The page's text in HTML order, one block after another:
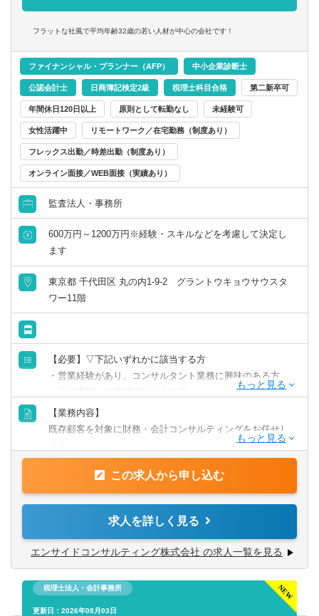
フラットな社風で平均年齢32歳の若い人材が中心の会社です！
ファイナンシャル・プランナー（AFP） 中小企業診断士
公認会計士 日商簿記検定2級 税理士科目合格 第二新卒可
年間休日120日以上 原則として転勤なし 未経験可
女性活躍中 リモートワーク／在宅勤務（制度あり）
フレックス出勤／時差出勤（制度あり）
オンライン面接／WEB面接（実績あり）
監査法人・事務所
600万円～1200万円※経験・スキルなどを考慮して決定し
ます
東京都 千代田区 丸の内1-9-2 グラントウキョウサウスタ
ワー11階
【必要】▽下記いずれかに該当する方
・営業経験があり、コンサルタント業務に興味のある方
（中小企業をクライアントにしていると尚可）
・経営企画経験のある方
（簿記・中小企業診断士・ファイナンシャルプランナー・
【業務内容】
既存顧客を対象に財務・会計コンサルティングをお任せし
【具体的には】
・資金繰りの管理
・財務状況改善のための資金調達（融資の借り換えやリス
ケジュールなど）
・事業計画の見直しや策定支援
【将来のキャリアパス】
・財務コンサルタントとしてエキスパートを目指す
この求人から申し込む
求人を詳しく見る
エンサイドコンサルティング株式会社 の求人一覧を見る
税理士法人・会計事務所
更新日：2026年08月03日